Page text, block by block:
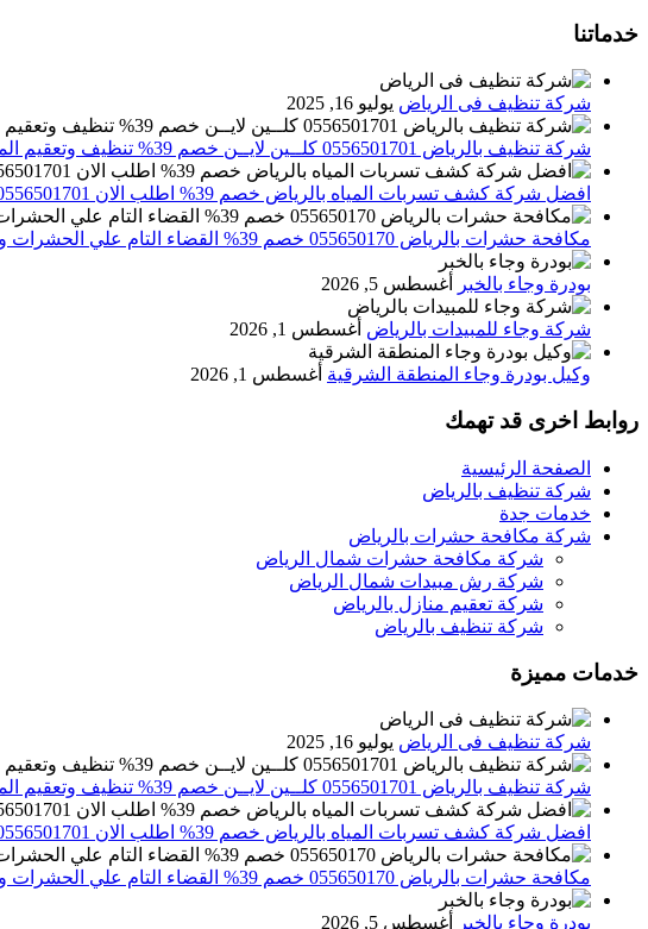
خدماتنا
شركة تنظيف فى الرياض يوليو 16, 2025
شركة تنظيف بالرياض 0556501701 كلــين لايــن خصم 39% تنظيف وتعقيم المنازل باحدث الاجهزة
افضل شركة كشف تسربات المياه بالرياض خصم 39% اطلب الان 0556501701‬‏ – تقارير معتمدة
مكافحة حشرات بالرياض 055650170 خصم 39% القضاء التام علي الحشرات والقوارض
بودرة وجاء بالخبر أغسطس 5, 2026
شركة وجاء للمبيدات بالرياض أغسطس 1, 2026
وكيل بودرة وجاء المنطقة الشرقية أغسطس 1, 2026
روابط اخرى قد تهمك
الصفحة الرئيسية
شركة تنظيف بالرياض
خدمات جدة
شركة مكافحة حشرات بالرياض
شركة مكافحة حشرات شمال الرياض
شركة رش مبيدات شمال الرياض
شركة تعقيم منازل بالرياض
شركة تنظيف بالرياض
خدمات مميزة
شركة تنظيف فى الرياض يوليو 16, 2025
شركة تنظيف بالرياض 0556501701 كلــين لايــن خصم 39% تنظيف وتعقيم المنازل باحدث الاجهزة
افضل شركة كشف تسربات المياه بالرياض خصم 39% اطلب الان 0556501701‬‏ – تقارير معتمدة
مكافحة حشرات بالرياض 055650170 خصم 39% القضاء التام علي الحشرات والقوارض
بودرة وجاء بالخبر أغسطس 5, 2026